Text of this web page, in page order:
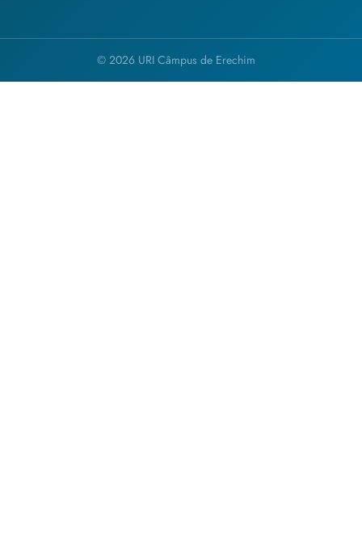
© 2026 URI Câmpus de Erechim